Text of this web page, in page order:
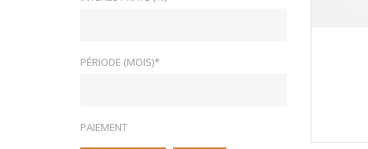
PÉRIODE (MOIS)*
PAIEMENT